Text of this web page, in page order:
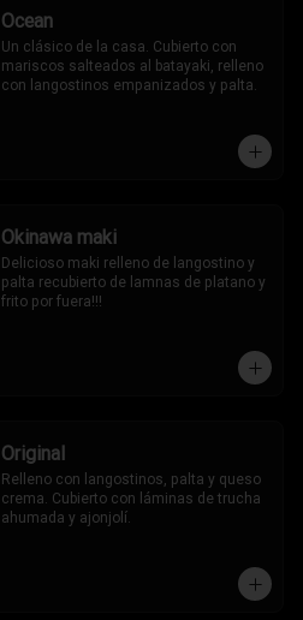
Ocean
Un clásico de la casa. Cubierto con
mariscos salteados al batayaki, relleno
con langostinos empanizados y palta.
Okinawa maki
Delicioso maki relleno de langostino y
palta recubierto de lamnas de platano y
frito por fuera!!!
Original
Relleno con langostinos, palta y queso
crema. Cubierto con láminas de trucha
ahumada y ajonjolí.